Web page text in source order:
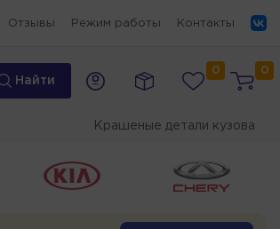
Отзывы Режим работы Контакты
Найти
0 0
Крашеные детали кузова